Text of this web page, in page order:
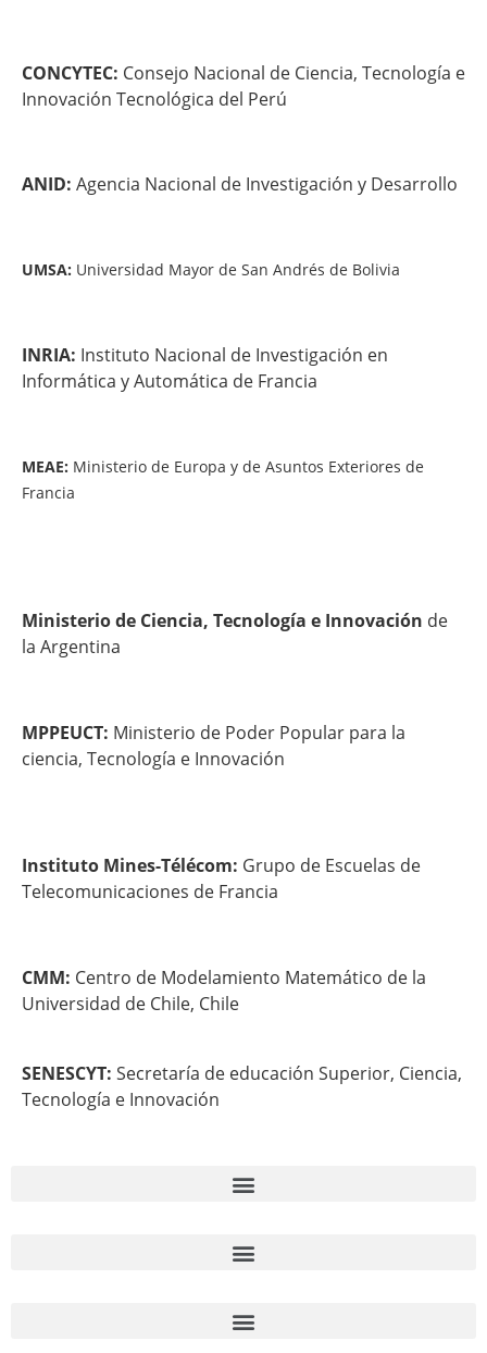
CONCYTEC: Consejo Nacional de Ciencia, Tecnología e
Innovación Tecnológica del Perú
ANID: Agencia Nacional de Investigación y Desarrollo
UMSA: Universidad Mayor de San Andrés de Bolivia
INRIA: Instituto Nacional de Investigación en
Informática y Automática de Francia
MEAE: Ministerio de Europa y de Asuntos Exteriores de
Francia
Ministerio de Ciencia, Tecnología e Innovación de
la Argentina
MPPEUCT: Ministerio de Poder Popular para la
ciencia, Tecnología e Innovación
Instituto Mines-Télécom: Grupo de Escuelas de
Telecomunicaciones de Francia
CMM: Centro de Modelamiento Matemático de la
Universidad de Chile, Chile
SENESCYT: Secretaría de educación Superior, Ciencia,
Tecnología e Innovación